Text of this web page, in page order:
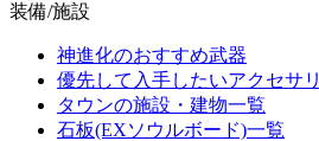
装備/施設
神進化のおすすめ武器
優先して入手したいアクセサリ
タウンの施設・建物一覧
石板(EXソウルボード)一覧